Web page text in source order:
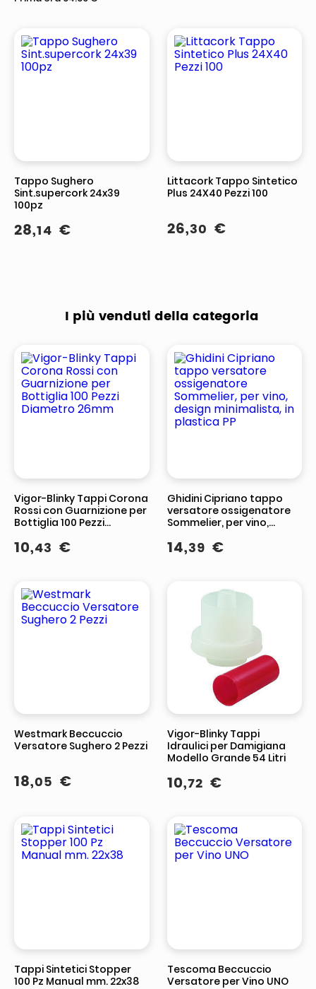
Tappo Sughero
Sint.supercork 24x39
100pz
28,14 €
Littacork Tappo Sintetico
Plus 24X40 Pezzi 100
26,30 €
I più venduti della categoria
Vigor-Blinky Tappi Corona
Rossi con Guarnizione per
Bottiglia 100 Pezzi
10,43 €
Ghidini Cipriano tappo
versatore ossigenatore
Sommelier, per vino,
plastica PP
14,39 €
Westmark Beccuccio
Versatore Sughero 2 Pezzi
18,05 €
Vigor-Blinky Tappi
Idraulici per Damigiana
Modello Grande 54 Litri
10,72 €
Tappi Sintetici Stopper
100 Pz Manual mm. 22x38
Tescoma Beccuccio
Versatore per Vino UNO